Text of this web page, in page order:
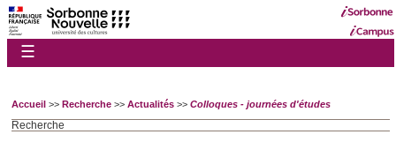
☰
Accueil >> Recherche >> Actualités >> Colloques - journées d'études
Recherche